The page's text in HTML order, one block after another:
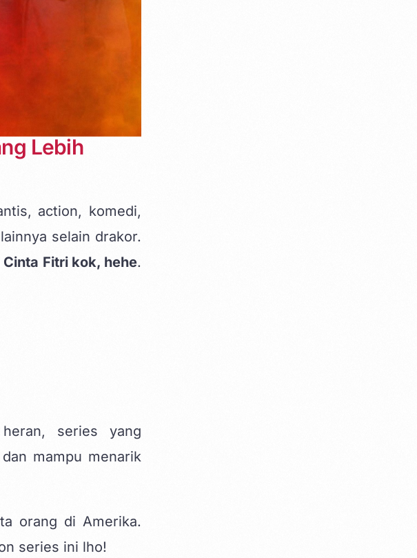
Lebih
action, komedi,
selain drakor.
Fitri kok, hehe.
series yang
mampu menarik
orang di Amerika.
series ini lho!